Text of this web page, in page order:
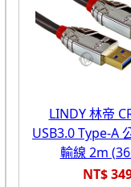
LINDY 林帝
USB3.0 Type-A
輸線 2m
NT$